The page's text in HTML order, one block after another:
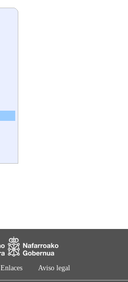
Enlaces Aviso legal